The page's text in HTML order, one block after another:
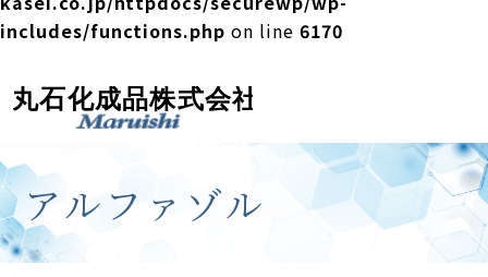
includes/functions.php on line 6170
アルファゾル